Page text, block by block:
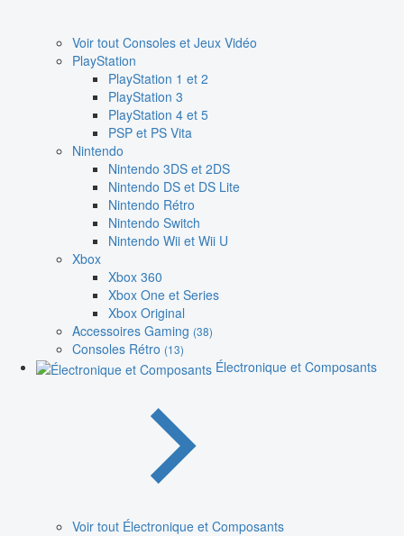
Voir tout Consoles et Jeux Vidéo
PlayStation
PlayStation 1 et 2
PlayStation 3
PlayStation 4 et 5
PSP et PS Vita
Nintendo
Nintendo 3DS et 2DS
Nintendo DS et DS Lite
Nintendo Rétro
Nintendo Switch
Nintendo Wii et Wii U
Xbox
Xbox 360
Xbox One et Series
Xbox Original
Accessoires Gaming (38)
Consoles Rétro (13)
Électronique et Composants
Voir tout Électronique et Composants